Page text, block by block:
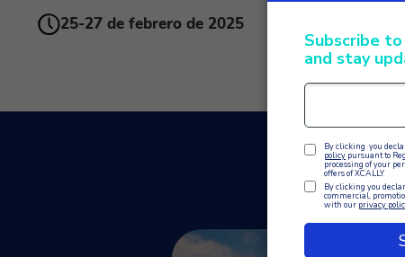
25-27 de febrero de 2025